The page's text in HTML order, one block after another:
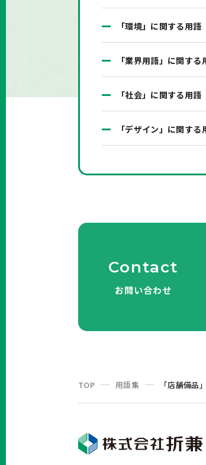
「環境」に関する用語
「業界用語」に関する
「社会」に関する用語
「デザイン」に関する
Contact
お問い合わせ
TOP 用語集 「店舗備品